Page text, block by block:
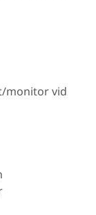
monitor vid